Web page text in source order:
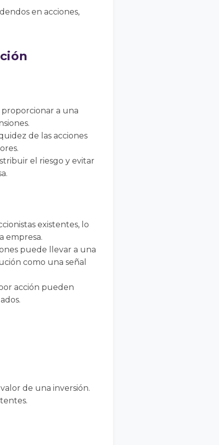
en acciones,
a una
de las acciones
el riesgo y evitar
existentes, lo
empresa.
puede llevar a una
como una señal
acción pueden
de una inversión.